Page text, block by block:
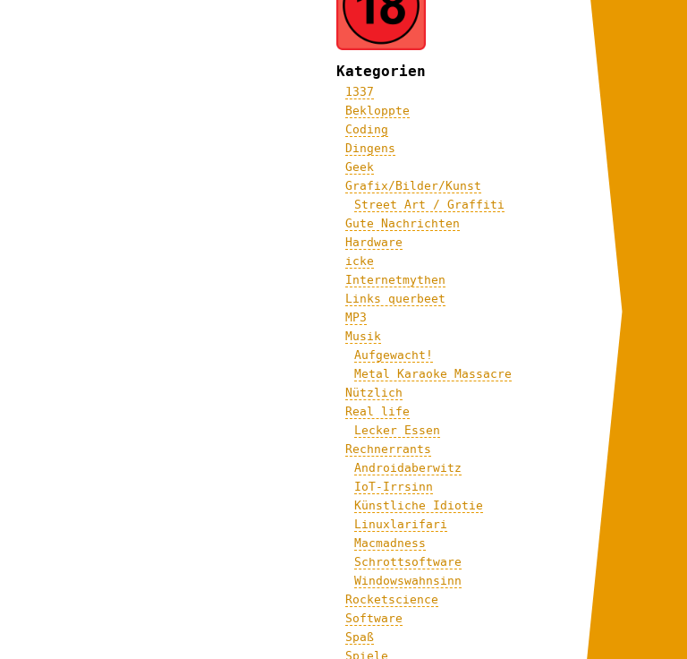
Kategorien
1337
Bekloppte
Coding
Dingens
Geek
Grafix/Bilder/Kunst
Street Art / Graffiti
Gute Nachrichten
Hardware
icke
Internetmythen
Links querbeet
MP3
Musik
Aufgewacht!
Metal Karaoke Massacre
Nützlich
Real life
Lecker Essen
Rechnerrants
Androidaberwitz
IoT-Irrsinn
Künstliche Idiotie
Linuxlarifari
Macmadness
Schrottsoftware
Windowswahnsinn
Rocketscience
Software
Spaß
Spiele